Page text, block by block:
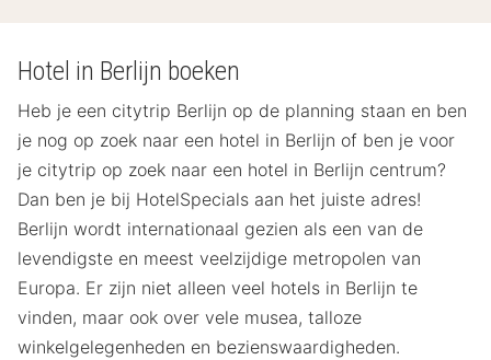
Hotel in Berlijn boeken
Heb je een citytrip Berlijn op de planning staan en ben
je nog op zoek naar een hotel in Berlijn of ben je voor
je citytrip op zoek naar een hotel in Berlijn centrum?
Dan ben je bij HotelSpecials aan het juiste adres!
Berlijn wordt internationaal gezien als een van de
levendigste en meest veelzijdige metropolen van
Europa. Er zijn niet alleen veel hotels in Berlijn te
vinden, maar ook over vele musea, talloze
winkelgelegenheden en bezienswaardigheden.